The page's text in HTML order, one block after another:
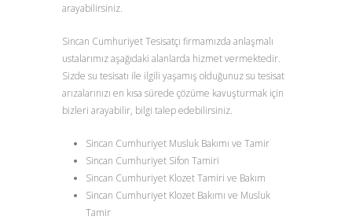
arayabilirsiniz.
Sincan Cumhuriyet Tesisatçı firmamızda anlaşmalı
ustalarımız aşağıdaki alanlarda hizmet vermektedir.
Sizde su tesisatı ile ilgili yaşamış olduğunuz su tesisat
arızalarınızı en kısa sürede çözüme kavuşturmak için
bizleri arayabilir, bilgi talep edebilirsiniz.
Sincan Cumhuriyet Musluk Bakımı ve Tamir
Sincan Cumhuriyet Sifon Tamiri
Sincan Cumhuriyet Klozet Tamiri ve Bakım
Sincan Cumhuriyet Klozet Bakımı ve Musluk
Tamir